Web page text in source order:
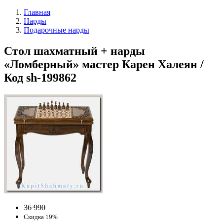
Главная
Нарды
Подарочные нарды
Стол шахматный + нарды
«Ломберный» мастер Карен Халеян /
Код sh-199862
36 990
Скидка 19%